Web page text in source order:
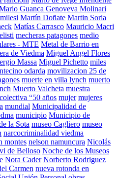
Guanca Genoveva Molinari
Martín Doñate Martin Soria
Matías Carrasco Mauricio Macri
mecheras patagones medio
- MTE Metal de Barrio en
de Viedma Miguel Angel Flores
Massa Miguel Pichetto miles
odarda movilizacion 25 de
muerte en villa lynch muerto
Muerto Valcheta muestra
“50 años mujer mujeres
mundial Municipalidad de
municipio Municipio de
la Sota museo Cagliero museo
narcocriminalidad viedma
montes nelson namuncura Nicolás
de Belloso Noche de los Museos
Nora Cader Norberto Rodriguez
Carmen nueva rotonda en